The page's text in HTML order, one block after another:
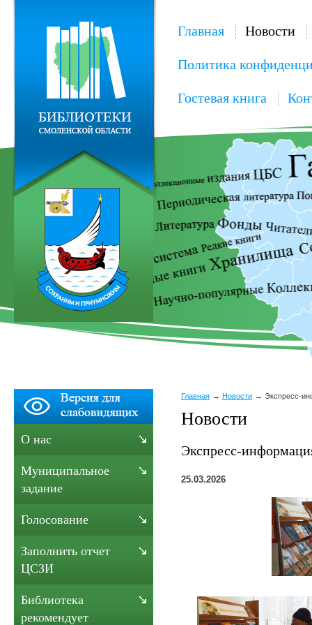
Главная Новости
Политика
Гостевая книга
Главная Новости Экспресс-
Новости
Экспресс-
25.03.2026
О нас
Муниципальное
задание
Голосование
Заполнить отчет
ЦСЗИ
Библиотека
рекомендует